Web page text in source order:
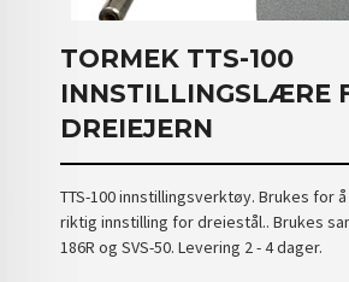
TORMEK TTS-100
INNSTILLINGSLÆRE
DREIEJERN
TTS-100 innstillingsverktøy. Brukes for
riktig innstilling for dreiestål.. Brukes
186R og SVS-50. Levering 2 - 4 dager.